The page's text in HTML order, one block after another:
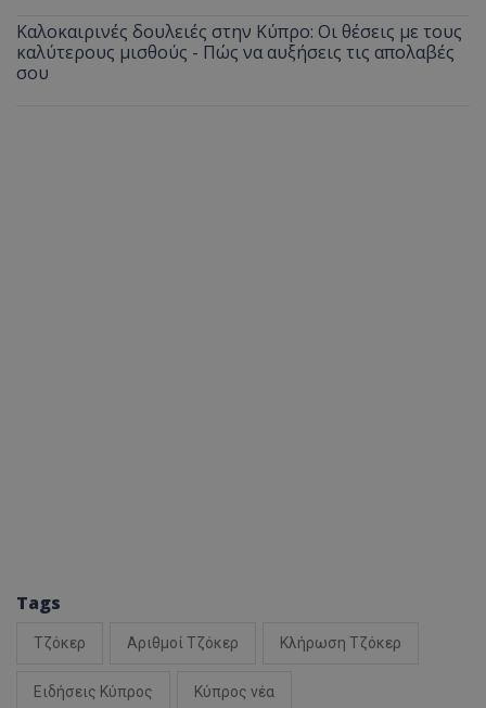
Καλοκαιρινές δουλειές στην Κύπρο: Οι θέσεις με τους
καλύτερους μισθούς - Πώς να αυξήσεις τις απολαβές
σου
Tags
Τζόκερ Αριθμοί Τζόκερ Κλήρωση Τζόκερ
Ειδήσεις Κύπρος Κύπρος νέα